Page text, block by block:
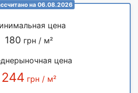
на 06.08.2026
цена
180 грн / м²
цена
244 грн / м²